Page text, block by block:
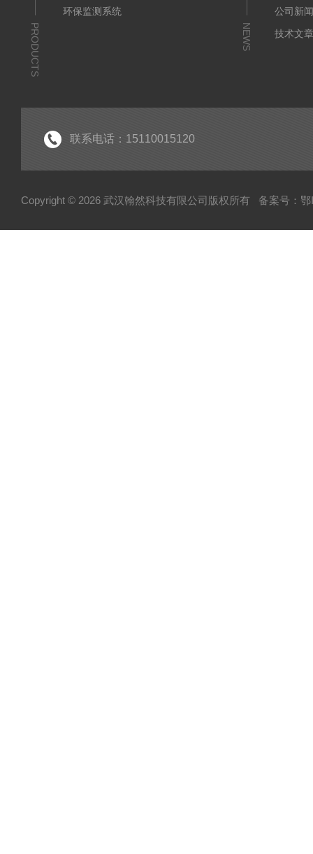
PRODUCTS
环保监测系统
NEWS
公司新
技术文
联系电话：15110015120
Copyright © 2026 武汉翰然科技有限公司版权所有 备案号：